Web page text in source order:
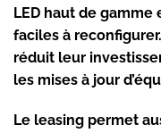
LED haut de
faciles à
réduit leur
les mises à jour
Le leasing permet